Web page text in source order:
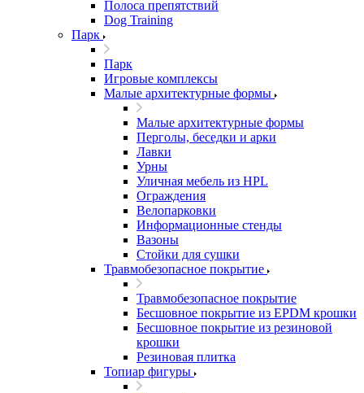
Полоса препятствий
Dog Training
Парк
Парк
Игровые комплексы
Малые архитектурные формы
Малые архитектурные формы
Перголы, беседки и арки
Лавки
Урны
Уличная мебель из HPL
Ограждения
Велопарковки
Информационные стенды
Вазоны
Стойки для сушки
Травмобезопасное покрытие
Травмобезопасное покрытие
Бесшовное покрытие из EPDM крошки
Бесшовное покрытие из резиновой
крошки
Резиновая плитка
Топиар фигуры